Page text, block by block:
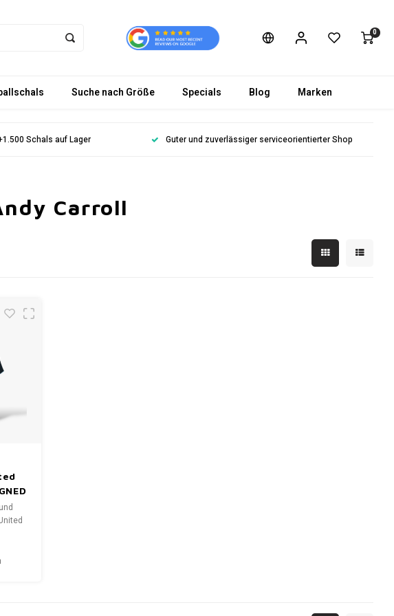
0
Suche nach Größe Specials Blog Marken
Schals auf Lager Guter und zuverlässiger serviceorientierter Shop
Carroll